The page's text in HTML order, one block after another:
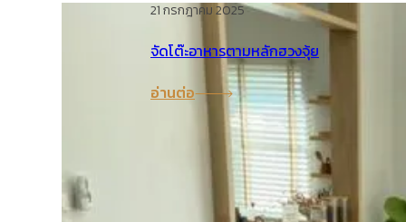
21 กรกฎาคม 2025
จัดโต๊ะอาหารตามหลักฮวงจุ้ย
อ่านต่อ